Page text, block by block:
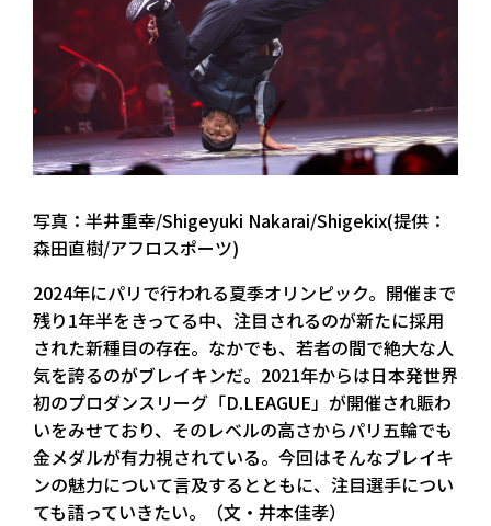
写真：半井重幸/Shigeyuki Nakarai/Shigekix(提供：
森田直樹/アフロスポーツ)
2024年にパリで行われる夏季オリンピック。開催まで
残り1年半をきってる中、注目されるのが新たに採用
された新種目の存在。なかでも、若者の間で絶大な人
気を誇るのがブレイキンだ。2021年からは日本発世界
初のプロダンスリーグ「D.LEAGUE」が開催され賑わ
いをみせており、そのレベルの高さからパリ五輪でも
金メダルが有力視されている。今回はそんなブレイキ
ンの魅力について言及するとともに、注目選手につい
ても語っていきたい。（文・井本佳孝）